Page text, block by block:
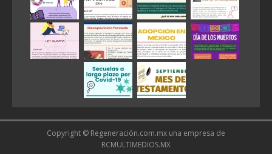
Copyright © Regeneración.com.mx una empresa de
RCMULTIMEDIOS.MX